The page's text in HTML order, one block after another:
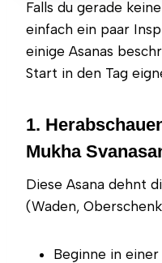
Falls du gerade
einfach ein paar
einige Asanas
Start in den Tag
1.
Mukha
Diese Asana dehnt
(Waden,
Beginne in